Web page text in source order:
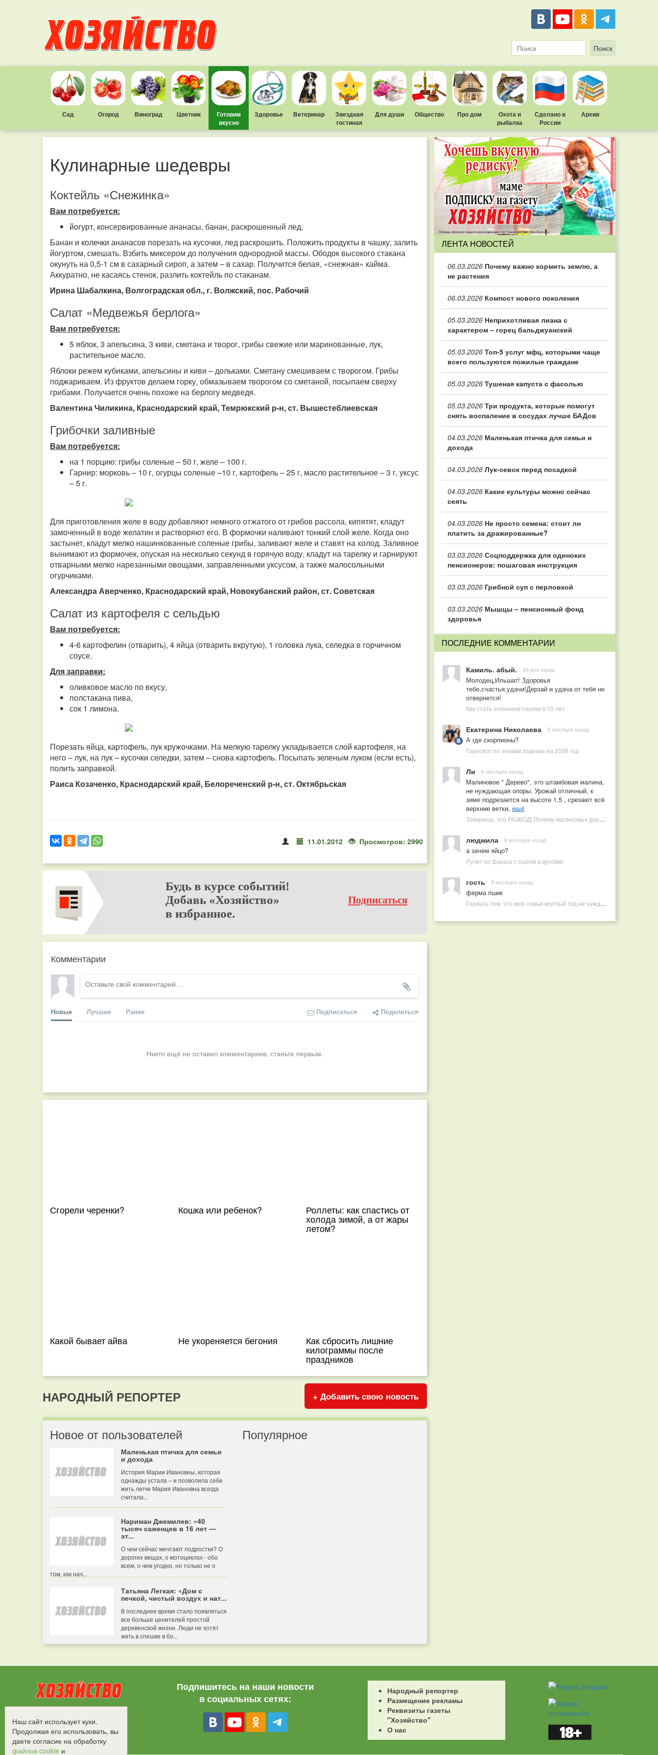
Сад Огород Виноград Цветник
Готовим
вкусно
Здоровье Ветеринар
Звездная
гостиная
Для души Общество Про дом
Охота и
рыбалка
Сделано в
России
Архив
Кулинарные шедевры
Коктейль «Снежинка»
Вам потребуется:
йогурт, консервированные ананасы, банан, раскрошенный лед.
Банан и колечки ананасов порезать на кусочки, лед раскрошить. Положить продукты в чашку, залить
йогуртом, смешать. Взбить миксером до получения однородной массы. Ободок высокого стакана
окунуть на 0,5-1 см в сахарный сироп, а затем – в сахар. Получится белая, «снежная» кайма.
Аккуратно, не касаясь стенок, разлить коктейль по стаканам.
Ирина Шабалкина, Волгоградская обл., г. Волжский, пос. Рабочий
Салат «Медвежья берлога»
Вам потребуется:
5 яблок, 3 апельсина, 3 киви, сметана и творог, грибы свежие или маринованные, лук,
растительное масло.
Яблоки режем кубиками, апельсины и киви – дольками. Сметану смешиваем с творогом. Грибы
поджариваем. Из фруктов делаем горку, обмазываем творогом со сметаной, посыпаем сверху
грибами. Получается очень похоже на берлогу медведя.
Валентина Чиликина, Краснодарский край, Темрюкский р-н, ст. Вышестеблиевская
Грибочки заливные
Вам потребуется:
на 1 порцию: грибы соленые – 50 г, желе – 100 г.
Гарнир: морковь – 10 г, огурцы соленые –10 г, картофель – 25 г, масло растительное – 3 г, уксус
– 5 г.
Для приготовления желе в воду добавляют немного отжатого от грибов рассола, кипятят, кладут
замоченный в воде желатин и растворяют его. В формочки наливают тонкий слой желе. Когда оно
застынет, кладут мелко нашинкованные соленые грибы, заливают желе и ставят на холод. Заливное
вынимают из формочек, опуская на несколько секунд в горячую воду, кладут на тарелку и гарнируют
отварными мелко нарезанными овощами, заправленными уксусом, а также малосольными
огурчиками.
Александра Аверченко, Краснодарский край, Новокубанский район, ст. Советская
Салат из картофеля с сельдью
Вам потребуется:
4-6 картофелин (отварить), 4 яйца (отварить вкрутую), 1 головка лука, селедка в горчичном
соусе.
Для заправки:
оливковое масло по вкусу,
полстакана пива,
сок 1 лимона.
Порезать яйца, картофель, лук кружочками. На мелкую тарелку укладывается слой картофеля, на
него – лук, на лук – кусочки селедки, затем – снова картофель. Посыпать зеленым луком (если есть),
полить заправкой.
Раиса Козаченко, Краснодарский край, Белореченский р-н, ст. Октябрьская
11.01.2012 Просмотров: 2990
Будь в курсе событий!
Добавь «Хозяйство»
в избранное.
Подписаться
Комментарии
Новые Лучшие Ранее Подписаться Поделиться
Никто ещё не оставил комментариев, станьте первым.
Сгорели черенки? Кошка или ребенок? Роллеты: как спастись от
холода зимой, а от жары
летом?
Какой бывает айва Не укореняется бегония Как сбросить лишние
килограммы после
праздников
НАРОДНЫЙ РЕПОРТЕР + Добавить свою новость
Новое от пользователей
Маленькая птичка для семьи
и дохода
История Марии Ивановны, которая
однажды устала – и позволила себе
жить легче Мария Ивановна всегда
считала...
Нариман Джемилев: «40
тысяч саженцев в 16 лет —
эт...
О чем сейчас мечтают подростки? О
дорогих вещах, о мотоциклах - обо
всем, о чем угодно, но только не о
том, как нач...
Татьяна Легкая: «Дом с
печкой, чистый воздух и нат...
В последнее время стало появляться
все больше ценителей простой
деревенской жизни. Люди не хотят
жить в спешке в бо...
Популярное
ЛЕНТА НОВОСТЕЙ
06.03.2026 Почему важно кормить землю, а
не растения
06.03.2026 Компост нового поколения
05.03.2026 Неприхотливая лиана с
характером – горец бальджуанский
05.03.2026 Топ‑5 услуг мфц, которыми чаще
всего пользуются пожилые граждане
05.03.2026 Тушеная капуста с фасолью
05.03.2026 Три продукта, которые помогут
снять воспаление в сосудах лучше БАДов
04.03.2026 Маленькая птичка для семьи и
дохода
04.03.2026 Лук-севок перед посадкой
04.03.2026 Какие культуры можно сейчас
сеять
04.03.2026 Не просто семена: стоит ли
платить за дражированные?
03.03.2026 Соцподдержка для одиноких
пенсионеров: пошаговая инструкция
03.03.2026 Грибной суп с перловкой
03.03.2026 Мышцы – пенсионный фонд
здоровья
ПОСЛЕДНИЕ КОММЕНТАРИИ
Камиль. абый. 24 дня назад
Молодец,Ильшат! Здоровья
тебе,счастья,удачи!Дерзай и удача от тебя не
отвернется!
Как стать хозяином пасеки в 10 лет
Екатерина Николаева 5 месяцев назад
А где скорпионы?
Гороскоп по знакам зодиака на 2026 год
Ли 6 месяцев назад
Малиновое " Дерево", это штамбовая малина,
не нуждающая опоры. Урожай отличный, к
зиме подрезается на высоте 1,5 , срезают всё
верхние ветки, ещё
Товарищи, это РАЗВОД! Почему малиновых деревьев не бывает, или Как ушлые продавцы наживаются на мечтах садоводов
людмила 8 месяцев назад
а зачем яйцо?
Рулет из фарша с сыром в духовке
гость 9 месяцев назад
ферма пшик
Горжусь тем, что моя семья круглый год не нуждается в покупных витаминах
Все права защищены.
©2008-2017 - "Хозяйство"
Подпишитесь на наши новости
в социальных сетях:
Народный репортер
Размещение рекламы
Реквизиты газеты
"Хозяйство"
О нас
Наш сайт использует куки.
Продолжая его использовать, вы
даете согласие на обработку
файлов cookie и